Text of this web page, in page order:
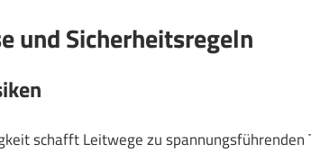
und Sicherheitsregeln
schafft Leitwege zu spannungsführenden